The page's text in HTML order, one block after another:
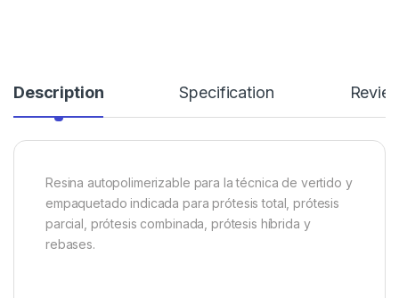
Description Specification
Resina autopolimerizable para la técnica de vertido y
empaquetado indicada para prótesis total, prótesis
parcial, prótesis combinada, prótesis híbrida y
rebases.